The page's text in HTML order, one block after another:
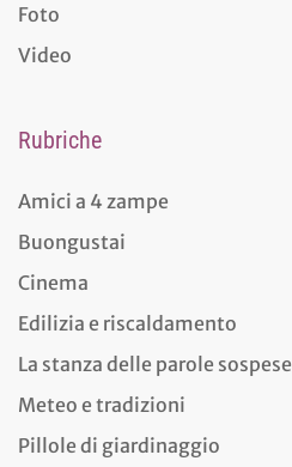
Foto
Video
Rubriche
Amici a 4 zampe
Buongustai
Cinema
Edilizia e riscaldamento
La stanza delle parole sospese
Meteo e tradizioni
Pillole di giardinaggio